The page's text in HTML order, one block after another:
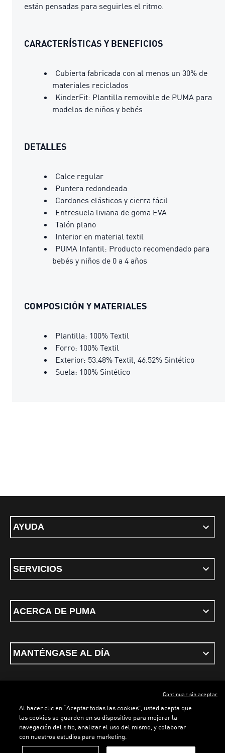
están pensadas para seguirles el ritmo.
CARACTERÍSTICAS Y BENEFICIOS
Cubierta fabricada con al menos un 30% de
materiales reciclados
KinderFit: Plantilla removible de PUMA para
modelos de niños y bebés
DETALLES
Calce regular
Puntera redondeada
Cordones elásticos y cierra fácil
Entresuela liviana de goma EVA
Talón plano
Interior en material textil
PUMA Infantil: Producto recomendado para
bebés y niños de 0 a 4 años
COMPOSICIÓN Y MATERIALES
Plantilla: 100% Textil
Forro: 100% Textil
Exterior: 53.48% Textil, 46.52% Sintético
Suela: 100% Sintético
AYUDA
SERVICIOS
ACERCA DE PUMA
MANTÉNGASE AL DÍA
Términos y condicionesPolítica de Privacidad
ESPAÑOL
Al hacer clic en “Aceptar todas las cookies”, usted acepta que
las cookies se guarden en su dispositivo para mejorar la
navegación del sitio, analizar el uso del mismo, y colaborar
con nuestros estudios para marketing.
Continuar sin aceptar